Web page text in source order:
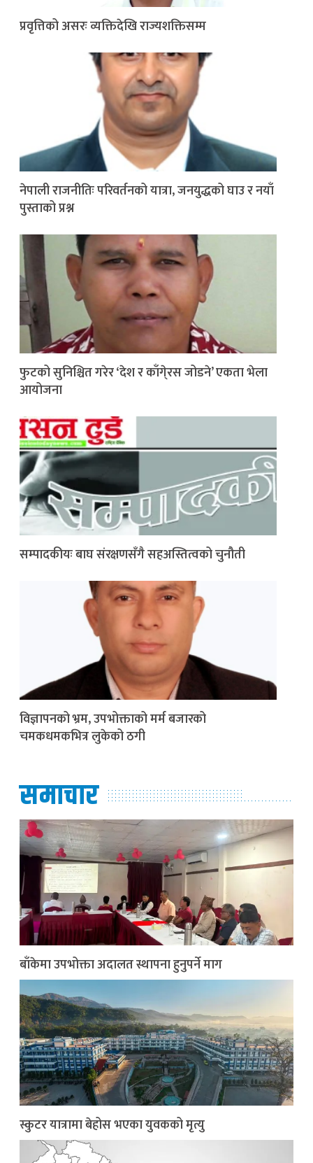
प्रवृत्तिको असरः व्यक्तिदेखि राज्यशक्तिसम्म
नेपाली राजनीतिः परिवर्तनको यात्रा, जनयुद्धको घाउ र नयाँ
पुस्ताको प्रश्न
फुटको सुनिश्चित गरेर ‘देश र काँगे्रस जोडने’ एकता भेला
आयोजना
सम्पादकीयः बाघ संरक्षणसँगै सहअस्तित्वको चुनौती
विज्ञापनको भ्रम, उपभोक्ताको मर्म बजारको
चमकधमकभित्र लुकेको ठगी
समाचार
बाँकेमा उपभोक्ता अदालत स्थापना हुनुपर्ने माग
स्कुटर यात्रामा बेहोस भएका युवकको मृत्यु